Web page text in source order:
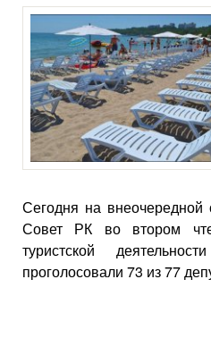
Сегодня на внеочередной
Совет РК во втором
туристской
проголосовали 73 из 77